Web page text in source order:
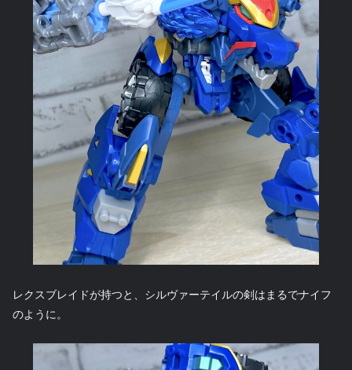
レクスブレイドが持つと、シルヴァーテイルの剣はまるでナイフ
のように。